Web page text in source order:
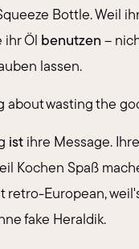
Bottle. Weil
ihr Öl benutzen –
lassen.
about wasting the
ist ihre Message.
Kochen Spaß
retro-European,
fake Heraldik.